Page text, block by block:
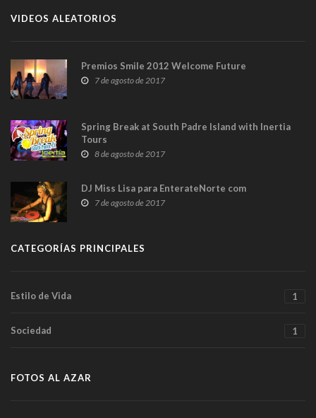
VIDEOS ALEATORIOS
Premios Smile 2012 Welcome Future
7 de agosto de 2017
Spring Break at South Padre Island with Inertia
Tours
8 de agosto de 2017
DJ Miss Lisa para EnterateNorte com
7 de agosto de 2017
CATEGORÍAS PRINCIPALES
Estilo de Vida 1
Sociedad 1
FOTOS AL AZAR